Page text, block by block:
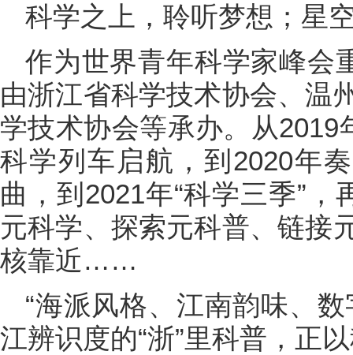
科学之上，聆听梦想；星
作为世界青年科学家峰会
由浙江省科学技术协会、温
学技术协会等承办。从2019
科学列车启航，到2020年
曲，到2021年“科学三季”
元科学、探索元科普、链接
核靠近……
“海派风格、江南韵味、
江辨识度的“浙”里科普，正